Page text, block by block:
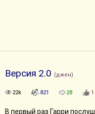
Версия 2.0 (джен)
22k 821 28 1
В первый раз Гарри